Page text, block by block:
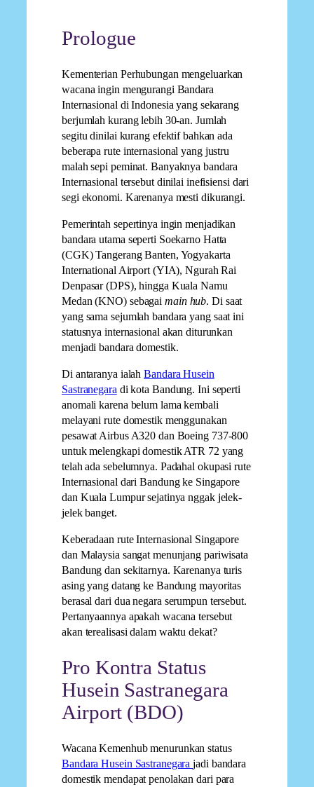
Prologue
Kementerian Perhubungan mengeluarkan
wacana ingin mengurangi Bandara
Internasional di Indonesia yang sekarang
berjumlah kurang lebih 30-an. Jumlah
segitu dinilai kurang efektif bahkan ada
beberapa rute internasional yang justru
malah sepi peminat. Banyaknya bandara
Internasional tersebut dinilai inefisiensi dari
segi ekonomi. Karenanya mesti dikurangi.
Pemerintah sepertinya ingin menjadikan
bandara utama seperti Soekarno Hatta
(CGK) Tangerang Banten, Yogyakarta
International Airport (YIA), Ngurah Rai
Denpasar (DPS), hingga Kuala Namu
Medan (KNO) sebagai main hub. Di saat
yang sama sejumlah bandara yang saat ini
statusnya internasional akan diturunkan
menjadi bandara domestik.
Di antaranya ialahBandara Husein
Sastranegaradi kota Bandung. Ini seperti
anomali karena belum lama kembali
melayani rute domestik menggunakan
pesawat Airbus A320 dan Boeing 737-800
untuk melengkapi domestik ATR 72 yang
telah ada sebelumnya. Padahal okupasi rute
Internasional dari Bandung ke Singapore
dan Kuala Lumpur sejatinya nggak jelek-
jelek banget.
Keberadaan rute Internasional Singapore
dan Malaysia sangat menunjang pariwisata
Bandung dan sekitarnya. Karenanya turis
asing yang datang ke Bandung mayoritas
berasal dari dua negara serumpun tersebut.
Pertanyaannya apakah wacana tersebut
akan terealisasi dalam waktu dekat?
Pro Kontra Status
Husein Sastranegara
Airport (BDO)
Wacana Kemenhub menurunkan status
Bandara Husein Sastranegarajadi bandara
domestik mendapat penolakan dari para